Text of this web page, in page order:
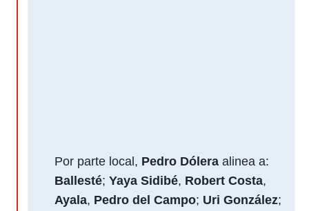
Por parte local, Pedro Dólera alinea a:
Ballesté; Yaya Sidibé, Robert Costa,
Ayala, Pedro del Campo; Uri González;